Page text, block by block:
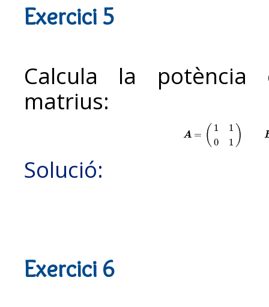
Exercici 5
Calcula la potència
matrius:
A = ( 1
0
1
1 )
A= (1 10 1 =( 1 C
Solució:
Exercici 6